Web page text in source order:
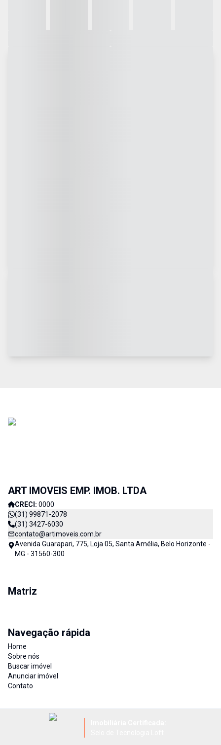
ART IMOVEIS EMP. IMOB. LTDA
CRECI: 0000
(31) 99871-2078
(31) 3427-6030
contato@artimoveis.com.br
Avenida Guarapari, 775, Loja 05, Santa Amélia, Belo Horizonte -
MG - 31560-300
Matriz
Navegação rápida
Home
Sobre nós
Buscar imóvel
Anunciar imóvel
Contato